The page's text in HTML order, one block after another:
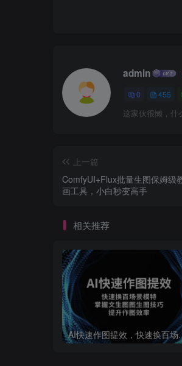
admin
0 455
这家伙很懒，什
上一篇
ComfyUI+Flux批量生图保姆级
画工具，小白秒变高手
相关推荐
AI快速作图提效，